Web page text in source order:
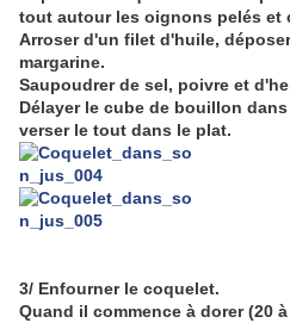
tout autour les oignons pelés et
Arroser d'un filet d'huile,
margarine.
Saupoudrer de sel, poivre et
Délayer le cube de bouillon
verser le tout dans le plat.
3/ Enfourner le coquelet.
Quand il commence à dorer (20